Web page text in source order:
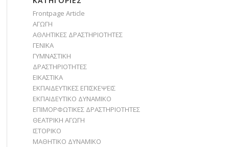
Frontpage Article
ΑΓΩΓΗ
ΑΘΛΗΤΙΚΕΣ ΔΡΑΣΤΗΡΙΟΤΗΤΕΣ
ΓΕΝΙΚΑ
ΓΥΜΝΑΣΤΙΚΗ
ΔΡΑΣΤΗΡΙΟΤΗΤΕΣ
ΕΙΚΑΣΤΙΚΑ
ΕΚΠΑΙΔΕΥΤΙΚΕΣ ΕΠΙΣΚΕΨΕΙΣ
ΕΚΠΑΙΔΕΥΤΙΚΟ ΔΥΝΑΜΙΚΟ
ΕΠΙΜΟΡΦΩΤΙΚΕΣ ΔΡΑΣΤΗΡΙΟΤΗΤΕΣ
ΘΕΑΤΡΙΚΗ ΑΓΩΓΗ
ΙΣΤΟΡΙΚΟ
ΜΑΘΗΤΙΚΟ ΔΥΝΑΜΙΚΟ